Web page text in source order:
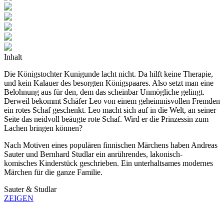
Inhalt
Die Königstochter Kunigunde lacht nicht. Da hilft keine Therapie,
und kein Kalauer des besorgten Königspaares. Also setzt man eine
Belohnung aus für den, dem das scheinbar Unmögliche gelingt.
Derweil bekommt Schäfer Leo von einem geheimnisvollen Fremden
ein rotes Schaf geschenkt. Leo macht sich auf in die Welt, an seiner
Seite das neidvoll beäugte rote Schaf. Wird er die Prinzessin zum
Lachen bringen können?
Nach Motiven eines populären finnischen Märchens haben Andreas
Sauter und Bernhard Studlar ein anrührendes, lakonisch-
komisches Kinderstück geschrieben. Ein unterhaltsames modernes
Märchen für die ganze Familie.
Sauter & Studlar
ZEIGEN